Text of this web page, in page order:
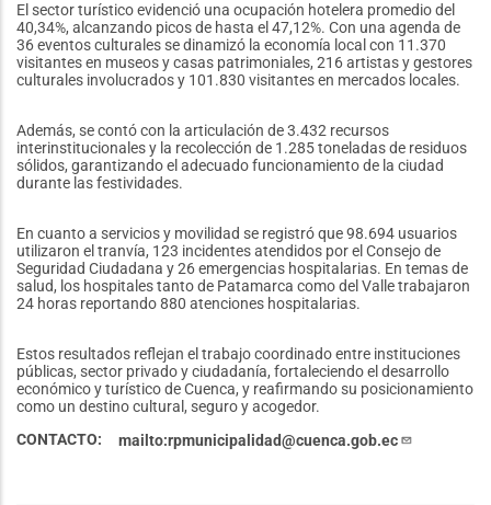
El sector turístico evidenció una ocupación hotelera promedio del
40,34%, alcanzando picos de hasta el 47,12%. Con una agenda de
36 eventos culturales se dinamizó la economía local con 11.370
visitantes en museos y casas patrimoniales, 216 artistas y gestores
culturales involucrados y 101.830 visitantes en mercados locales.
Además, se contó con la articulación de 3.432 recursos
interinstitucionales y la recolección de 1.285 toneladas de residuos
sólidos, garantizando el adecuado funcionamiento de la ciudad
durante las festividades.
En cuanto a servicios y movilidad se registró que 98.694 usuarios
utilizaron el tranvía, 123 incidentes atendidos por el Consejo de
Seguridad Ciudadana y 26 emergencias hospitalarias. En temas de
salud, los hospitales tanto de Patamarca como del Valle trabajaron
24 horas reportando 880 atenciones hospitalarias.
Estos resultados reflejan el trabajo coordinado entre instituciones
públicas, sector privado y ciudadanía, fortaleciendo el desarrollo
económico y turístico de Cuenca, y reafirmando su posicionamiento
como un destino cultural, seguro y acogedor.
CONTACTO
mailto:rpmunicipalidad@cuenca.gob.ec